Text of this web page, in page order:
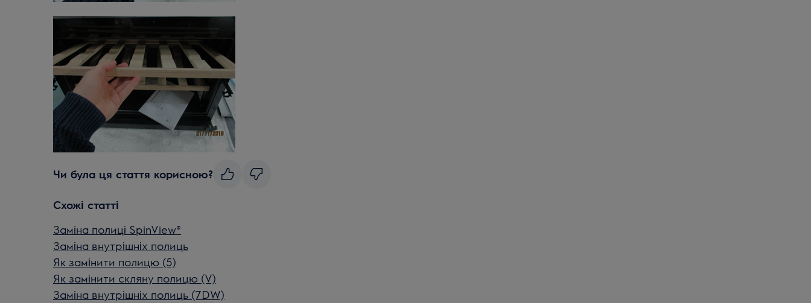
Чи була ця стаття корисною?
Схожі статті
Заміна полиці SpinView®
Заміна внутрішніх полиць
Як замінити полицю (5)
Як замінити скляну полицю (V)
Заміна внутрішніх полиць (7DW)